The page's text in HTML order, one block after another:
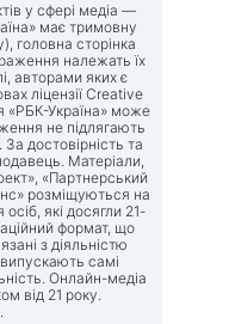
у сфері медіа —
має тримовну
головна сторінка
належать їх
авторами яких є
ліцензії Creative
«РБК-Україна» може
не підлягають
достовірність та
Матеріали,
«Партнерський
розміщуються на
які досягли 21-
формат, що
з діяльністю
самі
Онлайн-медіа
від 21 року.